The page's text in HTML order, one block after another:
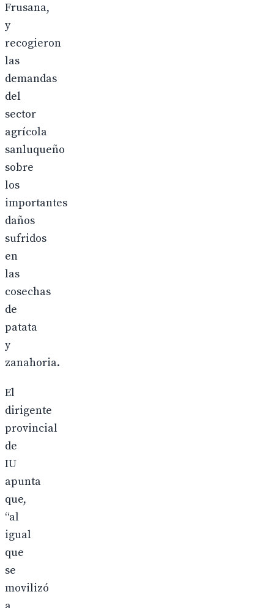
Frusana,
y
recogieron
las
demandas
del
sector
agrícola
sanluqueño
sobre
los
importantes
daños
sufridos
en
las
cosechas
de
patata
y
zanahoria.
El
dirigente
provincial
de
IU
apunta
que,
“al
igual
que
se
movilizó